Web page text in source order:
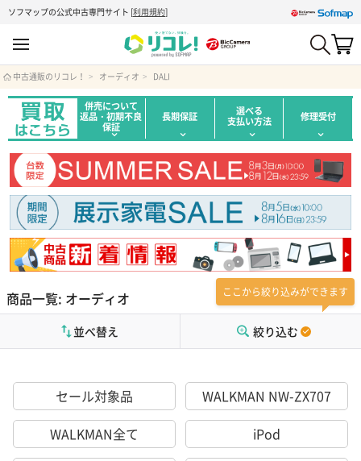
ソフマップの公式中古専門サイト [利用規約]
中古通販のリコレ！ オーディオ DALI
併売について
返品・初期不良
保証
長期保証 選べる
支払い方法 修理受付
商品一覧: オーディオ ここから絞り込みができます
絞り込む
並べ替え
セール対象品
WALKMAN NW-ZX707
WALKMAN全て
iPod